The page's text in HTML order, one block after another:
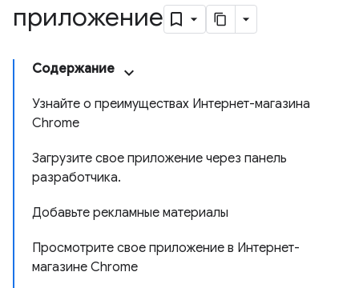
приложение
Содержание
Узнайте о преимуществах Интернет-магазина
Chrome
Загрузите свое приложение через панель
разработчика.
Добавьте рекламные материалы
Просмотрите свое приложение в Интернет-
магазине Chrome